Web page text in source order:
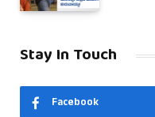
Stay In Touch
Facebook